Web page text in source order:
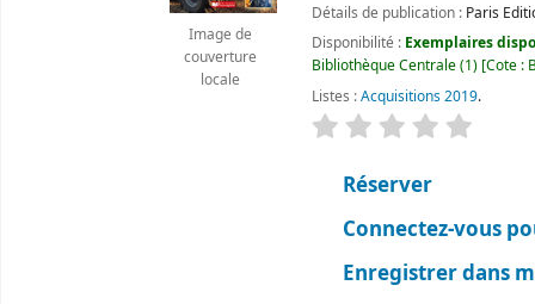
Image de
couverture
locale
Détails de publication : Paris
Disponibilité : Exemplaires
Bibliothèque Centrale(1) Cote :
Listes :Acquisitions 2019.
évaluation
Réserver
Connectez-vous
Enregistrer dans